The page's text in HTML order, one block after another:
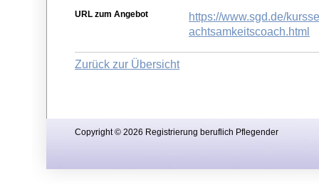
URL zum Angebot
https://www.sgd.de/
achtsamkeitscoach.html
Zurück zur Übersicht
Copyright © 2026 Registrierung beruflich Pflegender